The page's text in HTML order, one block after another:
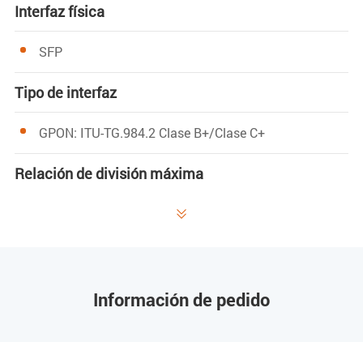
Interfaz física
SFP
Tipo de interfaz
GPON: ITU-TG.984.2 Clase B+/Clase C+
Relación de división máxima
1 puerto Ethernet fuera de banda 100/1000BASE-Tx

Información de pedido